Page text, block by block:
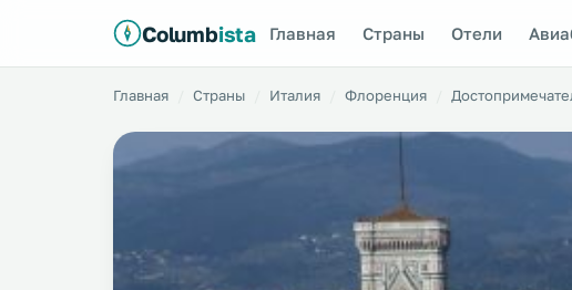
Columbista Главная Страны Отели
Главная Страны Италия Флоренция